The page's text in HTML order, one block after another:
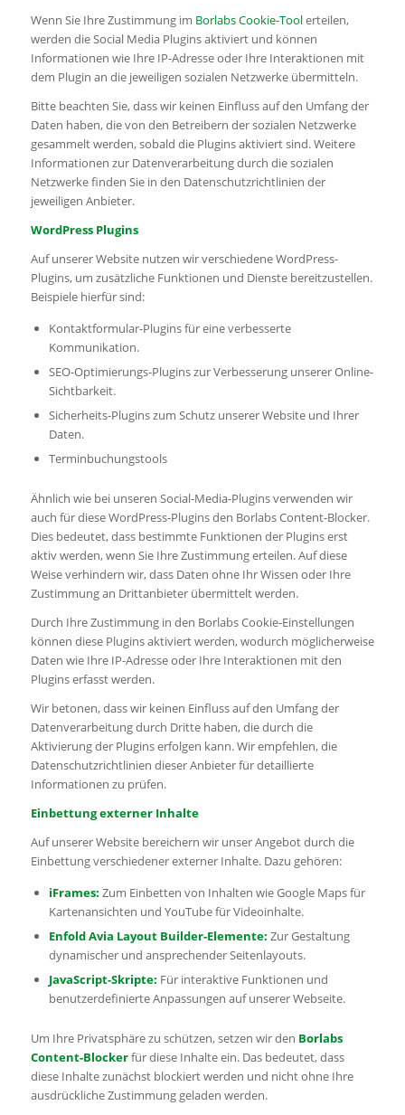
Wenn Sie Ihre Zustimmung im Borlabs Cookie-Toolerteilen,
werden die Social Media Plugins aktiviert und können
Informationen wie Ihre IP-Adresse oder Ihre Interaktionen mit
dem Plugin an die jeweiligen sozialen Netzwerke übermitteln.
Bitte beachten Sie, dass wir keinen Einfluss auf den Umfang der
Daten haben, die von den Betreibern der sozialen Netzwerke
gesammelt werden, sobald die Plugins aktiviert sind. Weitere
Informationen zur Datenverarbeitung durch die sozialen
Netzwerke finden Sie in den Datenschutzrichtlinien der
jeweiligen Anbieter.
WordPress Plugins
Auf unserer Website nutzen wir verschiedene WordPress-
Plugins, um zusätzliche Funktionen und Dienste bereitzustellen.
Beispiele hierfür sind:
Kontaktformular-Plugins für eine verbesserte
Kommunikation.
SEO-Optimierungs-Plugins zur Verbesserung unserer Online-
Sichtbarkeit.
Sicherheits-Plugins zum Schutz unserer Website und Ihrer
Daten.
Terminbuchungstools
Ähnlich wie bei unseren Social-Media-Plugins verwenden wir
auch für diese WordPress-Plugins den Borlabs Content-Blocker.
Dies bedeutet, dass bestimmte Funktionen der Plugins erst
aktiv werden, wenn Sie Ihre Zustimmung erteilen. Auf diese
Weise verhindern wir, dass Daten ohne Ihr Wissen oder Ihre
Zustimmung an Drittanbieter übermittelt werden.
Durch Ihre Zustimmung in den Borlabs Cookie-Einstellungen
können diese Plugins aktiviert werden, wodurch möglicherweise
Daten wie Ihre IP-Adresse oder Ihre Interaktionen mit den
Plugins erfasst werden.
Wir betonen, dass wir keinen Einfluss auf den Umfang der
Datenverarbeitung durch Dritte haben, die durch die
Aktivierung der Plugins erfolgen kann. Wir empfehlen, die
Datenschutzrichtlinien dieser Anbieter für detaillierte
Informationen zu prüfen.
Einbettung externer Inhalte
Auf unserer Website bereichern wir unser Angebot durch die
Einbettung verschiedener externer Inhalte. Dazu gehören:
iFrames: Zum Einbetten von Inhalten wie Google Maps für
Kartenansichten und YouTube für Videoinhalte.
Enfold Avia Layout Builder-Elemente: Zur Gestaltung
dynamischer und ansprechender Seitenlayouts.
JavaScript-Skripte: Für interaktive Funktionen und
benutzerdefinierte Anpassungen auf unserer Webseite.
Um Ihre Privatsphäre zu schützen, setzen wir den Borlabs
Content-Blockerfür diese Inhalte ein. Das bedeutet, dass
diese Inhalte zunächst blockiert werden und nicht ohne Ihre
ausdrückliche Zustimmung geladen werden.